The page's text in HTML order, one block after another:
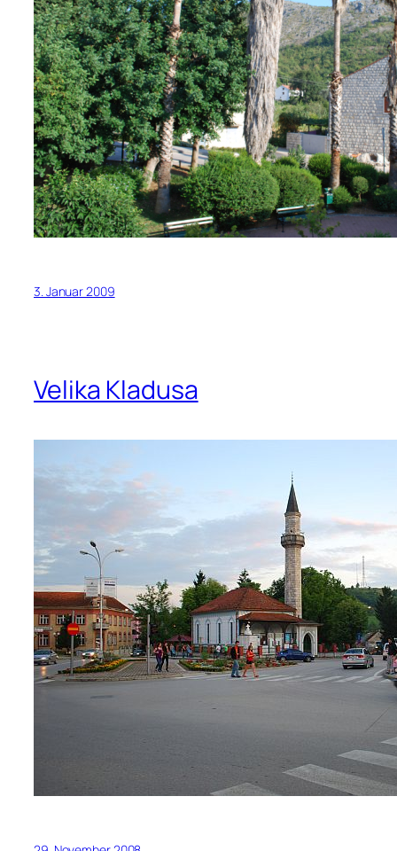
3. Januar 2009
Velika Kladusa